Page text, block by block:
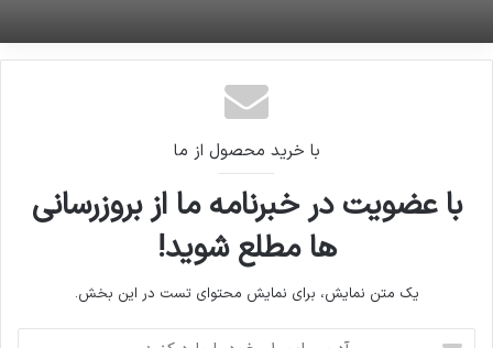
با خرید محصول از ما
با عضویت در خبرنامه ما از بروزرسانی
ها مطلع شوید!
یک متن نمایش، برای نمایش محتوای تست در این بخش.